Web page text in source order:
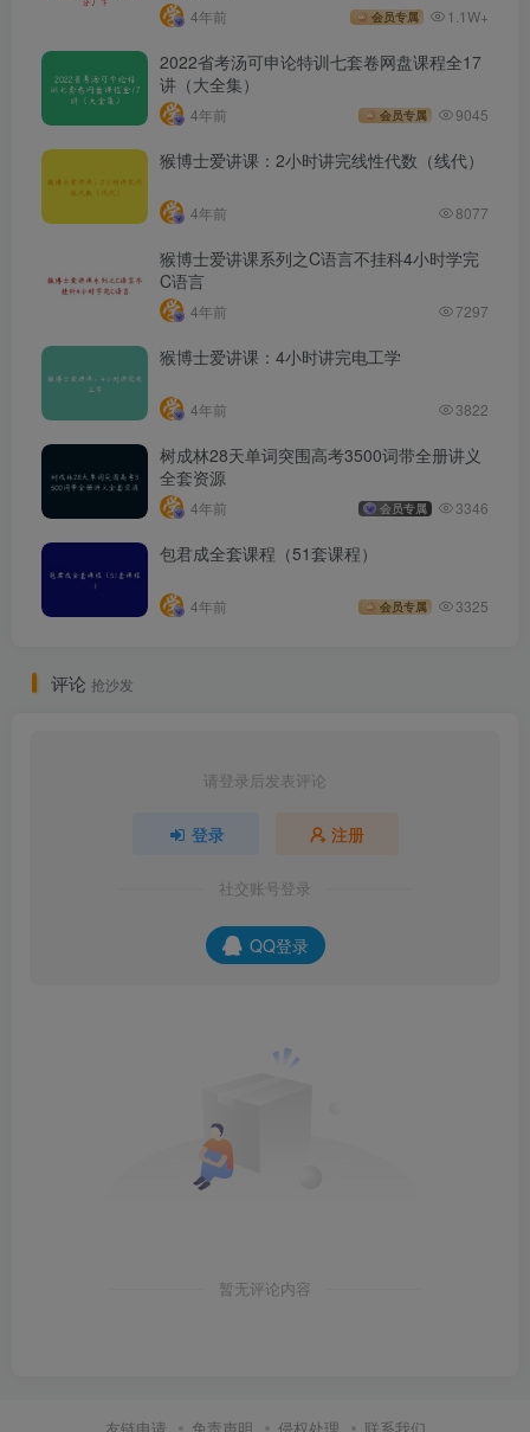
4年前 会员专属 1.1W+
2022省考汤可申论特训七套卷网盘课程全17
讲（大全集）
4年前 会员专属 9045
猴博士爱讲课：2小时讲完线性代数（线代）
4年前 8077
猴博士爱讲课系列之C语言不挂科4小时学完
C语言
4年前 7297
猴博士爱讲课：4小时讲完电工学
4年前 3822
树成林28天单词突围高考3500词带全册讲义
全套资源
4年前 会员专属 3346
包君成全套课程（51套课程）
4年前 会员专属 3325
评论 抢沙发
请登录后发表评论
登录 注册
社交账号登录
QQ登录
暂无评论内容